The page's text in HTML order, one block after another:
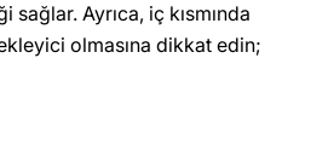
Ayrıca, iç kısmında
olmasına dikkat edin;